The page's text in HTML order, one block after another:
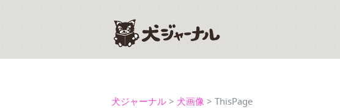
犬ジャーナル > 犬画像 > ThisPage